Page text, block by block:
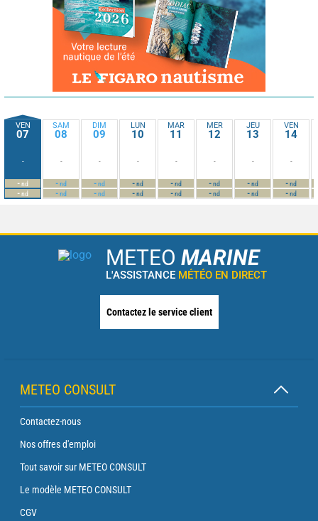
VEN
07
-
-nd
-nd
SAM
08
-
-nd
-nd
DIM
09
-
-nd
-nd
LUN
10
-
-nd
-nd
MAR
11
-
-nd
-nd
MER
12
-
-nd
-nd
JEU
13
-
-nd
-nd
VEN
14
-
-nd
-nd
METEO MARINE
L'ASSISTANCE MÉTÉO EN DIRECT
Contactez le service client
METEO CONSULT
Contactez-nous
Nos offres d'emploi
Tout savoir sur METEO CONSULT
Le modèle METEO CONSULT
CGV